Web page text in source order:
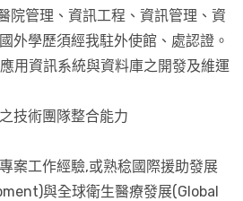
院管理、資訊工程、資訊管理、資
外學歷須經我駐外使館、處認證。
用資訊系統與資料庫之開發及維運
技術團隊整合能力
案工作經驗,或熟稔國際援助發展
與全球衛生醫療發展(Global